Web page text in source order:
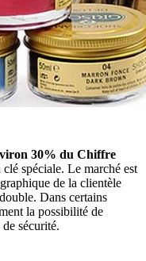
30% du Chiffre
spéciale. Le marché est
de la clientèle
Dans certains
la possibilité de
sécurité.